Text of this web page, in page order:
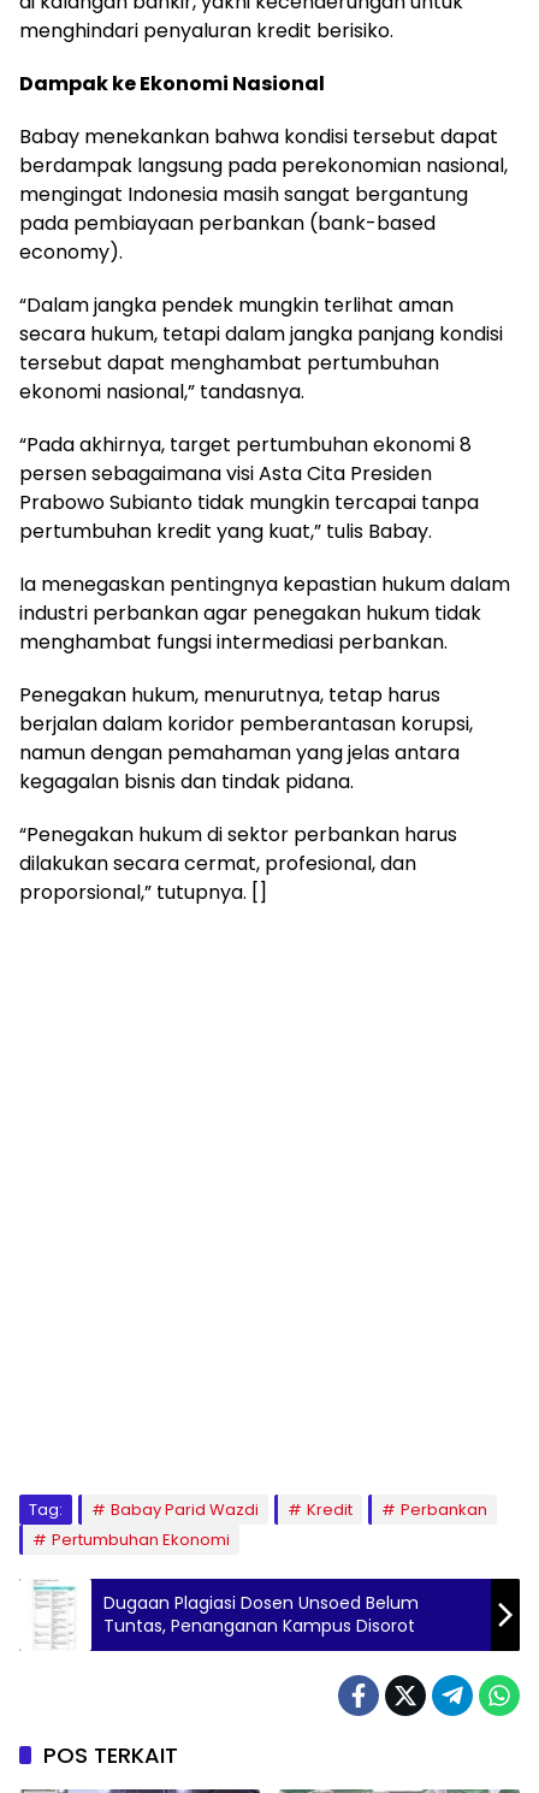
menghindari penyaluran kredit berisiko.
Dampak ke Ekonomi Nasional
Babay menekankan bahwa kondisi tersebut dapat
berdampak langsung pada perekonomian nasional,
mengingat Indonesia masih sangat bergantung
pada pembiayaan perbankan (bank-based
economy).
“Dalam jangka pendek mungkin terlihat aman
secara hukum, tetapi dalam jangka panjang kondisi
tersebut dapat menghambat pertumbuhan
ekonomi nasional,” tandasnya.
“Pada akhirnya, target pertumbuhan ekonomi 8
persen sebagaimana visi Asta Cita Presiden
Prabowo Subianto tidak mungkin tercapai tanpa
pertumbuhan kredit yang kuat,” tulis Babay.
Ia menegaskan pentingnya kepastian hukum dalam
industri perbankan agar penegakan hukum tidak
menghambat fungsi intermediasi perbankan.
Penegakan hukum, menurutnya, tetap harus
berjalan dalam koridor pemberantasan korupsi,
namun dengan pemahaman yang jelas antara
kegagalan bisnis dan tindak pidana.
“Penegakan hukum di sektor perbankan harus
dilakukan secara cermat, profesional, dan
proporsional,” tutupnya. []
Tag: Babay Parid Wazdi Kredit
Perbankan
Pertumbuhan Ekonomi
Dugaan Plagiasi Dosen Unsoed Belum
Tuntas, Penanganan Kampus Disorot
POS TERKAIT